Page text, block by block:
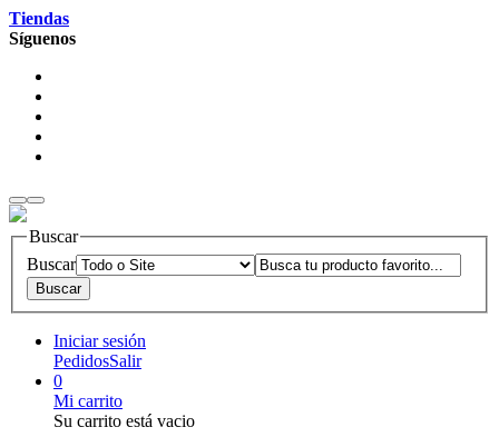
Tiendas
Síguenos
Buscar
Buscar
Iniciar sesión
PedidosSalir
0
Mi carrito
Su carrito está vacio